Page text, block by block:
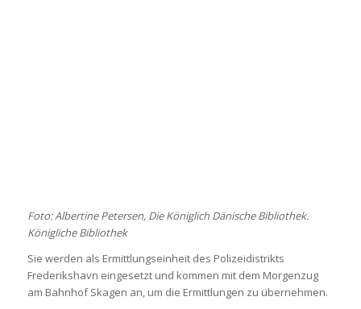
Foto: Albertine Petersen, Die Königlich Dänische Bibliothek.
Königliche Bibliothek
Sie werden als Ermittlungseinheit des Polizeidistrikts
Frederikshavn eingesetzt und kommen mit dem Morgenzug
am Bahnhof Skagen an, um die Ermittlungen zu übernehmen.